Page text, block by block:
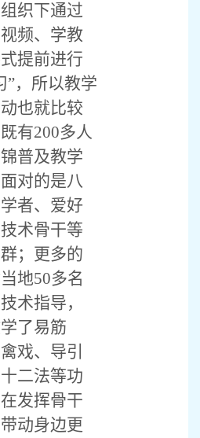
织下通过
频、学教
提前进行
”，所以教学
也就比较
有200多人
普及教学
对的是八
者、爱好
术骨干等
；更多的
地50多名
术指导，
了易筋
戏、导引
二法等功
发挥骨干
动身边更